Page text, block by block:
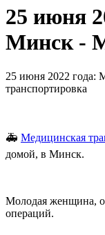
25 июня
Минск -
25 июня 2022 года:
транспортировка
🚑 Медицинская
домой, в Минск.
Молодая женщина,
операций.